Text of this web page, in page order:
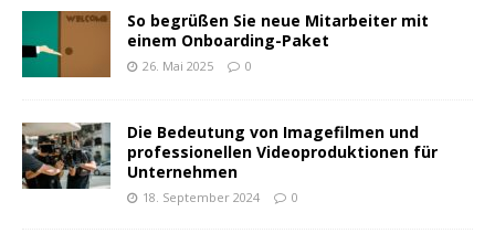
So begrüßen Sie neue Mitarbeiter mit
einem Onboarding-Paket
26. Mai 2025 0
Die Bedeutung von Imagefilmen und
professionellen Videoproduktionen für
Unternehmen
18. September 2024 0